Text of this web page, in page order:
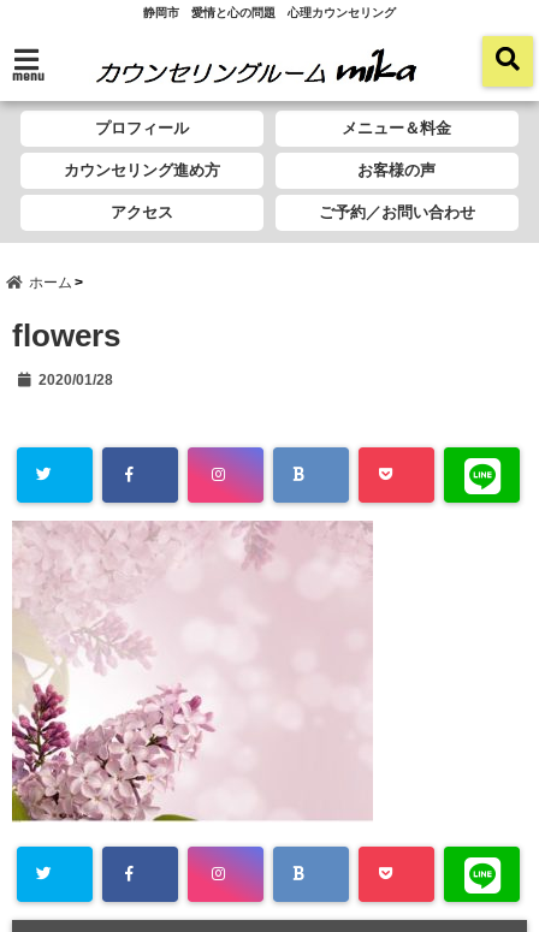
静岡市 愛情と心の問題 心理カウンセリング
menu
プロフィール メニュー＆料金
カウンセリング進め方 お客様の声
アクセス ご予約／お問い合わせ
ホーム
flowers
2020/01/28